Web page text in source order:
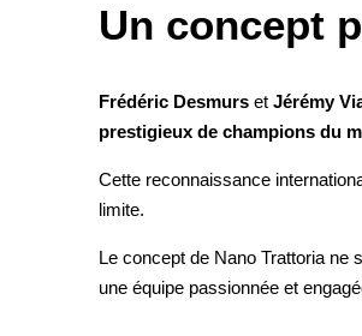
Un concept
Frédéric Desmurs et Jérémy
prestigieux de champions du
Cette reconnaissance
limite.
Le concept de Nano Trattoria ne
une équipe passionnée et